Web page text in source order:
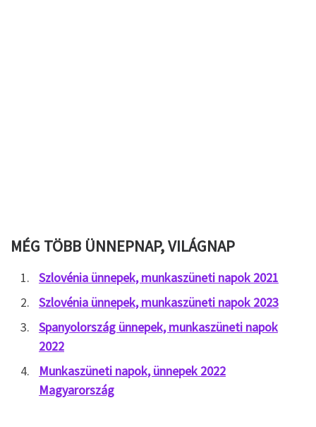
MÉG TÖBB ÜNNEPNAP, VILÁGNAP
Szlovénia ünnepek, munkaszüneti napok 2021
Szlovénia ünnepek, munkaszüneti napok 2023
Spanyolország ünnepek, munkaszüneti napok
2022
Munkaszüneti napok, ünnepek 2022
Magyarország